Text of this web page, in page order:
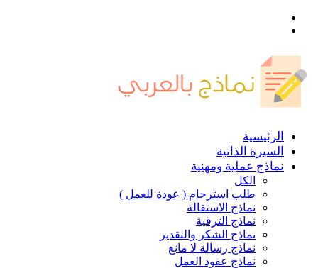
الرئيسية
السيرة الذاتية
نماذج عملية ومهنية
الكل
طلب استرحام ( عودة للعمل )
نماذج الاستقالة
نماذج الترقية
نماذج الشكر والتقدير
نماذج رسالة لا مانع
نماذج عقود العمل